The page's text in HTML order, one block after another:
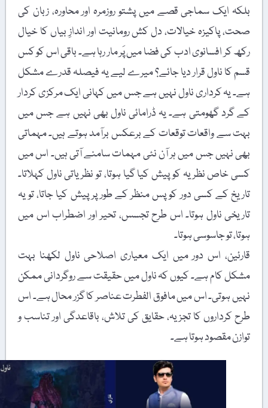
بلکہ ایک سماجی قصے میں پشتو روزمرہ اور محاورہ، زبان کی
صحت، پاکیزہ خیالات، دل کش رومانیت اور اندازِ بیاں کا خیال
رکھ کر افسانوی ادب کی فضا میں پَر مار رہا ہے۔ باقی اس کو کس
قسم کا ناول قرار دیا جائے؟ میرے لیے یہ فیصلہ قدرے مشکل
ہے۔ یہ کرداری ناول نہیں ہے جس میں کہانی ایک مرکزی کردار
کے گرد گھومتی ہے۔ یہ ڈرامائی ناول بھی نہیں ہے جس میں
بہت سے واقعات توقعات کے برعکس برآمد ہوتے ہیں۔ مہماتی
بھی نہیں جس میں ہر آن نئی مہمات سامنے آتی ہیں۔ اس میں
کسی خاص نظریہ کو پیش کیا گیا ہوتا، تو نظریاتی ناول کہلاتا۔
تاریخ کے کسی دور کو پس منظر کے طور پر پیش کیا جاتا، تو یہ
تاریخی ناول ہوتا۔ اس طرح تجسس، تحیر اور اضطراب اس میں
ہوتا، تو جاسوسی ہوتا۔
قارئین، اس دور میں ایک معیاری اصلاحی ناول لکھنا بہت
مشکل کام ہے۔ کیوں کہ ناول میں حقیقت سے روگردانی ممکن
نہیں ہوتی۔ اس میں مافوق الفطرت عناصر کا گزر محال ہے۔ اس
طرح کرداروں کا تجزیہ، حقایق کی تلاش، باقاعدگی اور تناسب و
توازن مقصود ہوتا ہے۔